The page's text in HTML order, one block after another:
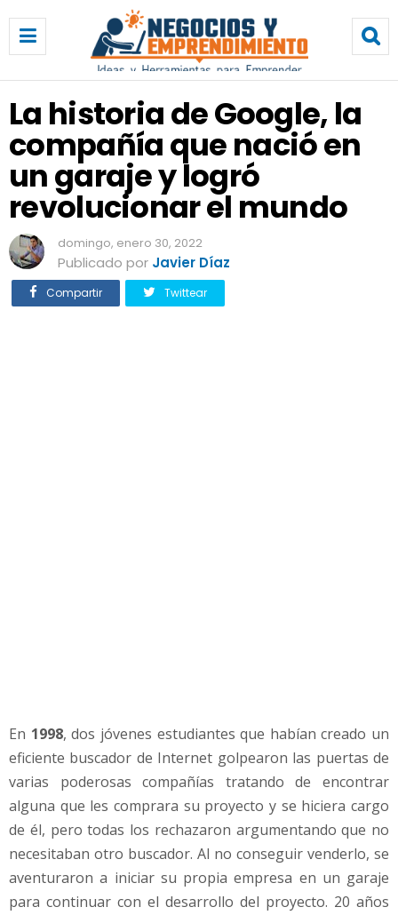
h
i
t
o
r
i
d
G
o
o
g
e
n
u
n
a
a
j
La historia de Google, la
compañía que nació en
un garaje y logró
revolucionar el mundo
domingo, enero 30, 2022
Publicado por Javier Díaz
Compartir Twittear
En 1998, dos jóvenes estudiantes que habían creado un
eficiente buscador de Internet golpearon las puertas de
varias poderosas compañías tratando de encontrar
alguna que les comprara su proyecto y se hiciera cargo
de él, pero todas los rechazaron argumentando que no
necesitaban otro buscador. Al no conseguir venderlo, se
aventuraron a iniciar su propia empresa en un garaje
para continuar con el desarrollo del proyecto. 20 años